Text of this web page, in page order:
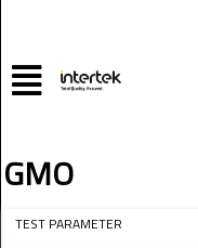
GMO
TEST PARAMETER